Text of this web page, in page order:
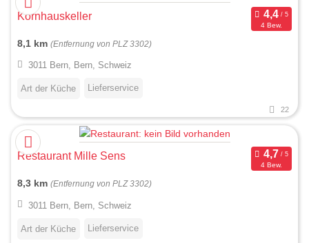
Kornhauskeller
4 Bew.
8,1 km (Entfernung von PLZ 3302)
3011 Bern, Bern, Schweiz
Art der Küche Lieferservice
22
Restaurant Mille Sens
4 Bew.
8,3 km (Entfernung von PLZ 3302)
3011 Bern, Bern, Schweiz
Art der Küche Lieferservice